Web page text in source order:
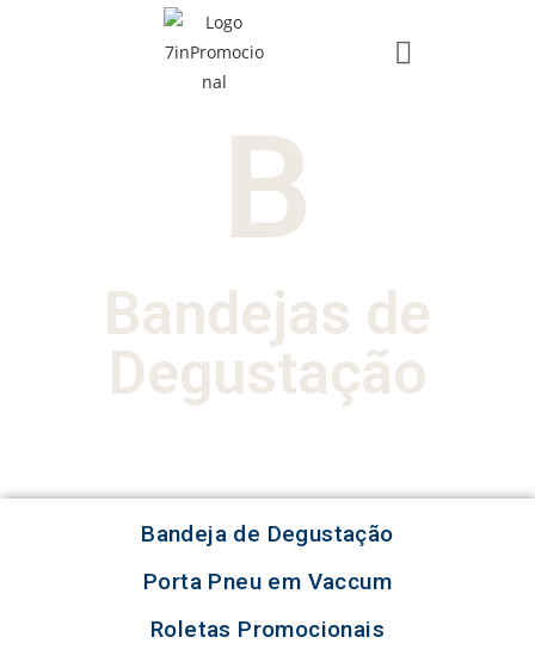
B
Bandejas de
Degustação
Bandeja de Degustação
Porta Pneu em Vaccum
Roletas Promocionais